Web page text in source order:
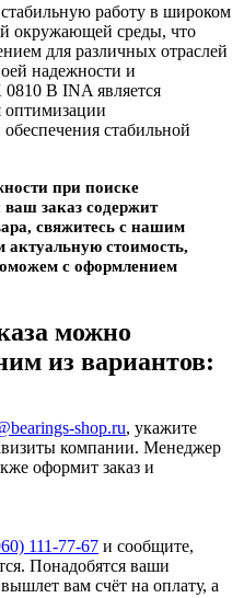
работу в широком
окружающей среды, что
для различных отраслей
надежности и
B INA является
стабильной
при поиске
заказ содержит
свяжитесь с нашим
стоимость,
с оформлением
можно
из вариантов:
shop.ru, укажите
компании. Менеджер
оформит заказ и
111-77-67 и сообщите,
Понадобятся ваши
вам счёт на оплату, а